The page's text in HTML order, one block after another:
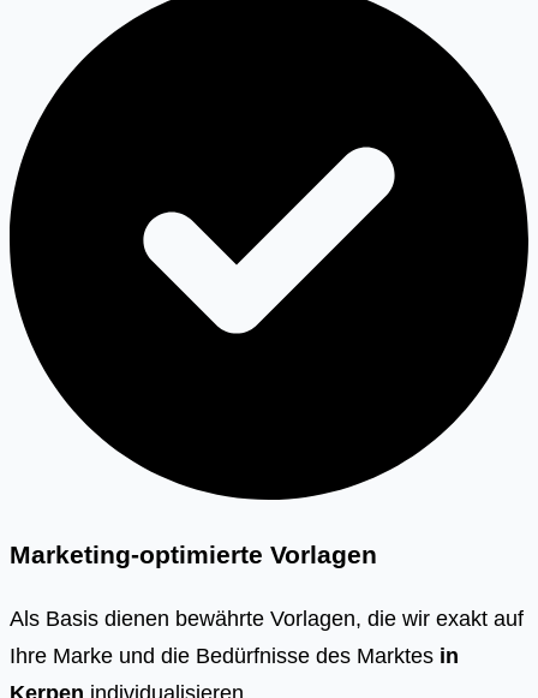
Marketing-optimierte Vorlagen
Als Basis dienen bewährte Vorlagen, die wir exakt auf
Ihre Marke und die Bedürfnisse des Marktes in
Kerpen individualisieren.